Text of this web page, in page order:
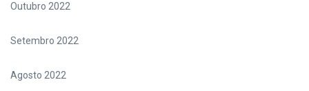
Outubro 2022
Setembro 2022
Agosto 2022